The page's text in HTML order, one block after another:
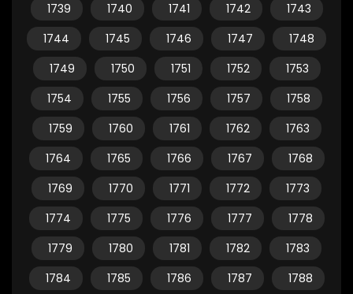
1739
1740 1741 1742
1743
1744
1745 1746 1747
1748
1749
1750 1751 1752
1753
1754
1755 1756 1757
1758
1759
1760 1761 1762
1763
1764
1765 1766 1767
1768
1769
1770 1771 1772
1773
1774
1775 1776 1777
1778
1779
1780 1781 1782
1783
1784
1785 1786 1787
1788